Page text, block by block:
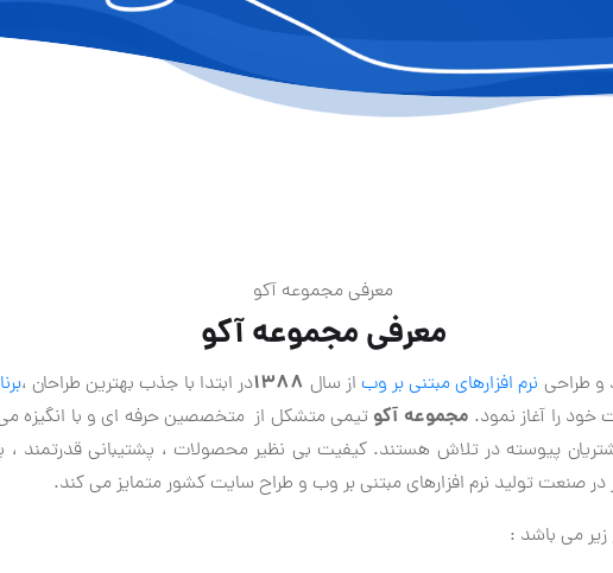
معرفی مجموعه آکو
معرفی مجموعه آکو
و طراحی نرم افزارهاي مبتنی بر وباز سال ۱۳۸۸در ابتدا با جذب بهترین طراحان ،
خود را آغاز نمود. مجموعه آكو تيمی متشکل از متخصصین حرفه ای و با انگیزه
پیوسته در تلاش هستند. کیفیت بی نظير محصولات ، پشتیبانی قدرتمند
صنعت تولید نرم افزارهای مبتنی بر وب و طراح سایت کشور متمایز می کند.
می باشد :